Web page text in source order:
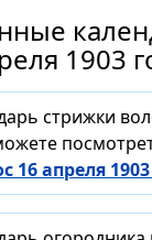
1903
стрижки
16 апреля